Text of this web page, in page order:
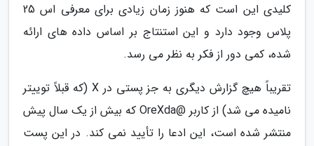
کلیدی این است که هنوز زمان زیادی برای معرفی اس 25
پلاس وجود دارد و این استنتاج بر اساس داده های ارائه
شده، کمی دور از فکر به نظر می رسد.
تقریباً هیچ گزارش دیگری به جز پستی در X (که قبلاً توییتر
نامیده می شد) از کاربر @OreXda که بیش از یک سال پیش
منتشر شده است، این ادعا را تأیید نمی کند. در این پست